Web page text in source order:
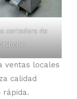
cortadora de
ventas locales
calidad
rápida.